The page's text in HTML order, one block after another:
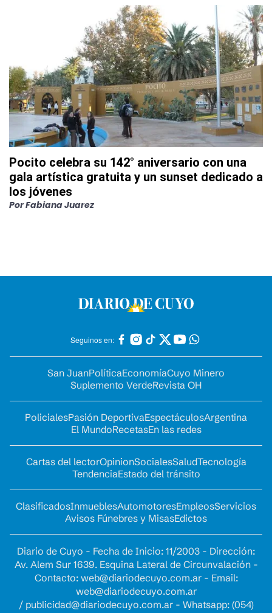
Pocito celebra su 142° aniversario con una
gala artística gratuita y un sunset dedicado a
los jóvenes
PorFabiana Juarez
Seguinos en:
San JuanPolíticaEconomíaCuyo Minero
Suplemento VerdeRevista OH
PolicialesPasión DeportivaEspectáculosArgentina
El MundoRecetasEn las redes
Cartas del lectorOpinionSocialesSaludTecnología
TendenciaEstado del tránsito
ClasificadosInmueblesAutomotoresEmpleosServicios
Avisos Fúnebres y MisasEdictos
Diario de Cuyo - Fecha de Inicio: 11/2003 - Dirección:
Av. Alem Sur 1639. Esquina Lateral de Circunvalación -
Contacto: web@diariodecuyo.com.ar- Email:
web@diariodecuyo.com.ar
/ publicidad@diariodecuyo.com.ar- Whatsapp: (054)